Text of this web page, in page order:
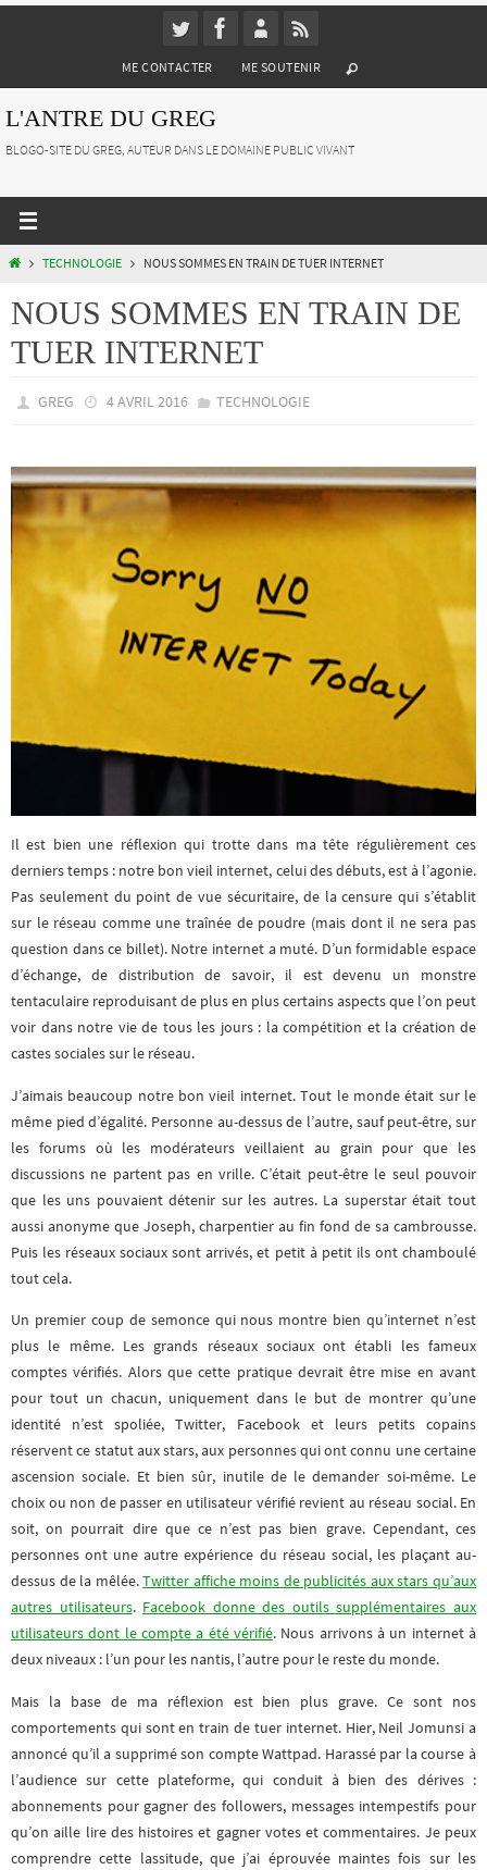
ME CONTACTER ME SOUTENIR
L'ANTRE DU GREG
BLOGO-SITE DU GREG, AUTEUR DANS LE DOMAINE PUBLIC VIVANT
HOMETECHNOLOGIE NOUS SOMMES EN TRAIN DE TUER INTERNET
NOUS SOMMES EN TRAIN DE
TUER INTERNET
GREG 4 AVRIL 2016 TECHNOLOGIE
Il est bien une réflexion qui trotte dans ma tête régulièrement ces
derniers temps : notre bon vieil internet, celui des débuts, est à l’agonie.
Pas seulement du point de vue sécuritaire, de la censure qui s’établit
sur le réseau comme une traînée de poudre (mais dont il ne sera pas
question dans ce billet). Notre internet a muté. D’un formidable espace
d’échange, de distribution de savoir, il est devenu un monstre
tentaculaire reproduisant de plus en plus certains aspects que l’on peut
voir dans notre vie de tous les jours : la compétition et la création de
castes sociales sur le réseau.
J’aimais beaucoup notre bon vieil internet. Tout le monde était sur le
même pied d’égalité. Personne au-dessus de l’autre, sauf peut-être, sur
les forums où les modérateurs veillaient au grain pour que les
discussions ne partent pas en vrille. C’était peut-être le seul pouvoir
que les uns pouvaient détenir sur les autres. La superstar était tout
aussi anonyme que Joseph, charpentier au fin fond de sa cambrousse.
Puis les réseaux sociaux sont arrivés, et petit à petit ils ont chamboulé
tout cela.
Un premier coup de semonce qui nous montre bien qu’internet n’est
plus le même. Les grands réseaux sociaux ont établi les fameux
comptes vérifiés. Alors que cette pratique devrait être mise en avant
pour tout un chacun, uniquement dans le but de montrer qu’une
identité n’est spoliée, Twitter, Facebook et leurs petits copains
réservent ce statut aux stars, aux personnes qui ont connu une certaine
ascension sociale. Et bien sûr, inutile de le demander soi-même. Le
choix ou non de passer en utilisateur vérifié revient au réseau social. En
soit, on pourrait dire que ce n’est pas bien grave. Cependant, ces
personnes ont une autre expérience du réseau social, les plaçant au-
dessus de la mêlée.Twitter affiche moins de publicités aux stars qu’aux
autres utilisateurs. Facebook donne des outils supplémentaires aux
utilisateurs dont le compte a été vérifié. Nous arrivons à un internet à
deux niveaux : l’un pour les nantis, l’autre pour le reste du monde.
Mais la base de ma réflexion est bien plus grave. Ce sont nos
comportements qui sont en train de tuer internet. Hier, Neil Jomunsi a
annoncé qu’il a supprimé son compte Wattpad. Harassé par la course à
l’audience sur cette plateforme, qui conduit à bien des dérives :
abonnements pour gagner des followers, messages intempestifs pour
qu’on aille lire des histoires et gagner votes et commentaires. Je peux
comprendre cette lassitude, que j’ai éprouvée maintes fois sur les